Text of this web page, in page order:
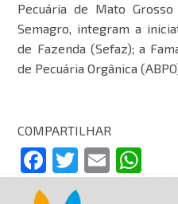
Pecuária de Mato
Semagro, integram a
de Fazenda (Sefaz); a
de Pecuária Orgânica
COMPARTILHAR
Facebook
Twitter
Email